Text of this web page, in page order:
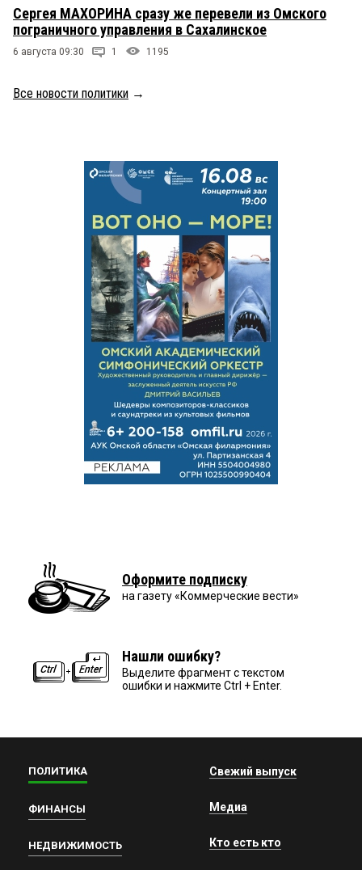
Сергея МАХОРИНА сразу же перевели из Омского
пограничного управления в Сахалинское
6 августа 09:30 1 1195
Все новости политики →
Оформите подписку
на газету «Коммерческие вести»
Нашли ошибку?
Выделите фрагмент с текстом
ошибки и нажмите Ctrl + Enter.
ПОЛИТИКА
ФИНАНСЫ
НЕДВИЖИМОСТЬ
Свежий выпуск
Медиа
Кто есть кто